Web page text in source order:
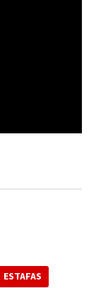
ESTAFAS